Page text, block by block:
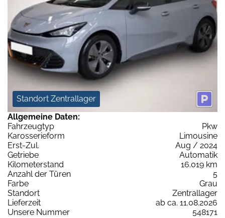
Standort Zentrallager
Allgemeine Daten:
Fahrzeugtyp
Pkw
Karosserieform
Limousine
Erst-Zul.
Aug / 2024
Getriebe
Automatik
Kilometerstand
16.019 km
Anzahl der Türen
5
Farbe
Grau
Standort
Zentrallager
Lieferzeit
ab ca. 11.08.2026
Unsere Nummer
548171